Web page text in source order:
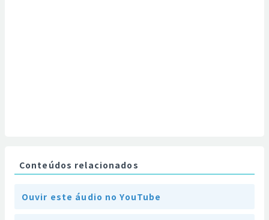
Conteúdos relacionados
Ouvir este áudio no YouTube